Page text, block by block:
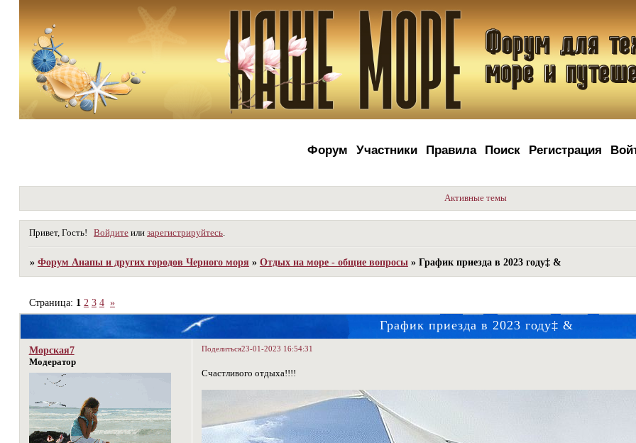
Форум Участники Правила Поиск Регистрация
Активные темы
Привет, Гость! Войдите или зарегистрируйтесь
» Форум Анапы и других городов Черного моря » Отдых на море - общие вопросы » График приезда в 2023 году‡ &
График приезда в 2023 году‡ &
Страница: 1 2 3 4 »
Поделиться23-01-2023 16:54:31
Морская7
Модератор
Счастливого отдыха!!!!